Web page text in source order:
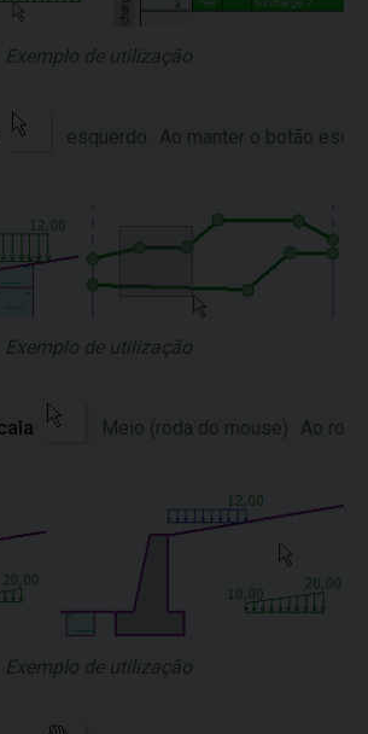
Exemplo de utilização
esquerdo Ao manter o botão
Exemplo de utilização
Meio (roda do mouse) Ao
Exemplo de utilização